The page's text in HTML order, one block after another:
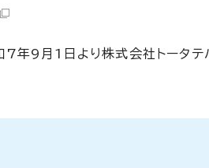
9月1日より株式会社トータテ